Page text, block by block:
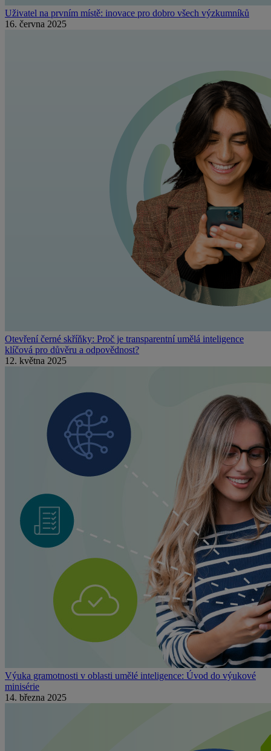
Uživatel na prvním místě: inovace pro dobro všech výzkumníků
16. června 2025
Otevření černé skříňky: Proč je transparentní umělá inteligence
klíčová pro důvěru a odpovědnost?
12. května 2025
Výuka gramotnosti v oblasti umělé inteligence: Úvod do výukové
minisérie
14. března 2025